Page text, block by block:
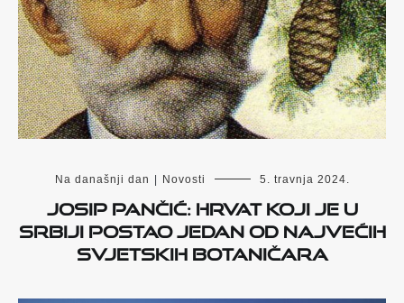
Na današnji dan Novosti 5. travnja 2024.
Josip Pančić: Hrvat koji je u
Srbiji postao jedan od najvećih
svjetskih botaničara